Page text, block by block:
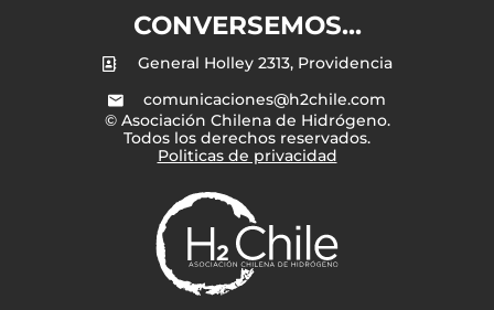
CONVERSEMOS...
General Holley 2313, Providencia
comunicaciones@h2chile.com
© Asociación Chilena de Hidrógeno.
Todos los derechos reservados.
Politicas de privacidad